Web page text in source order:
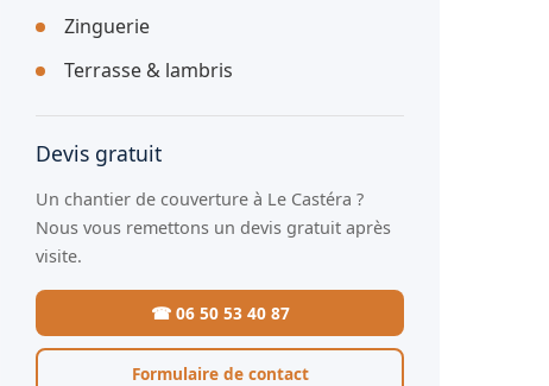
Zinguerie
Terrasse & lambris
Devis gratuit
Un chantier de couverture à Le Castéra ?
Nous vous remettons un devis gratuit après
visite.
☎ 06 50 53 40 87
Formulaire de contact